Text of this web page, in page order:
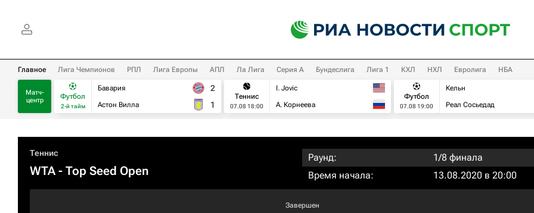
Главное Лига Чемпионов РПЛ Лига Европы АПЛ Ла Лига Серия А Бундеслига Лига 1 КХЛ НХЛ Евролига НБА
Матч-
центр
Футбол
2-й тайм
Бавария
Астон Вилла
2
1
Теннис
07.08 18:00
I. Jovic
А. Корнеева
Футбол
07.08 19:00
Кельн
Реал Сосьедад
Теннис
WTA- Top Seed Open
Раунд:
1/8 финала
Время начала:
13.08.2020 в 20:00
Завершен